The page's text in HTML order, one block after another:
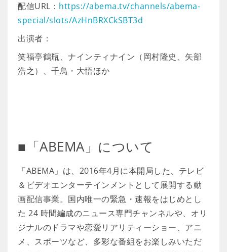
配信URL： https://abema.tv/channels/abema-
special/slots/AzHnBRXCkSBT3d
出演者：
笑福亭鶴瓶、ナインティナイン（岡村隆史、矢部
浩之）、千鳥・大悟ほか
■「ABEMA」について
「ABEMA」は、2016年4月に本開局した、テレビ
＆ビデオエンターテインメントとして展開する動
画配信事業。国内唯一の緊急・速報をはじめとし
た 24 時間編成のニュース専門チャンネルや、オリ
ジナルのドラマや恋愛リアリティーショー、アニ
メ、スポーツなど、多彩な番組をお楽しみいただ